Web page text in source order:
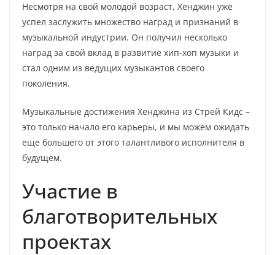
Несмотря на свой молодой возраст, Хенджин уже
успел заслужить множество наград и признаний в
музыкальной индустрии. Он получил несколько
наград за свой вклад в развитие хип-хоп музыки и
стал одним из ведущих музыкантов своего
поколения.
Музыкальные достижения Хенджина из Стрей Кидс –
это только начало его карьеры, и мы можем ожидать
еще большего от этого талантливого исполнителя в
будущем.
Участие в
благотворительных
проектах